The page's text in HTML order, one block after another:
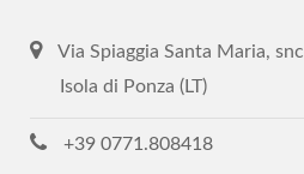
Via Spiaggia Santa Maria, snc
Isola di Ponza (LT)
+39 0771.808418